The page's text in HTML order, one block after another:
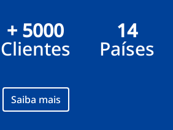
+ 5000
Clientes
14
Países
Saiba mais